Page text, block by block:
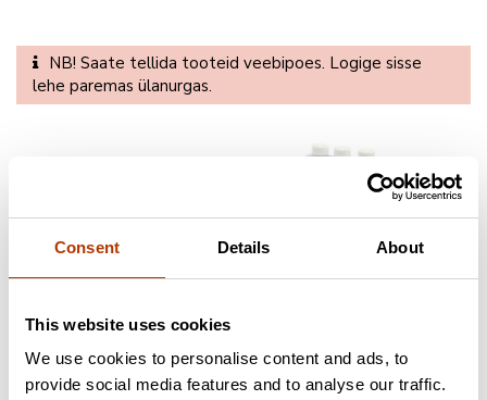
Consent Details About
This website uses cookies
We use cookies to personalise content and ads, to
provide social media features and to analyse our traffic.
NB! Saate tellida tooteid veebipoes. Logige sisse
lehe paremas ülanurgas.